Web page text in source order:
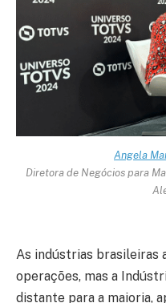
Angela
Diretora de Negócios para
As indústrias brasileiras
operações, mas a
distante para a maioria,